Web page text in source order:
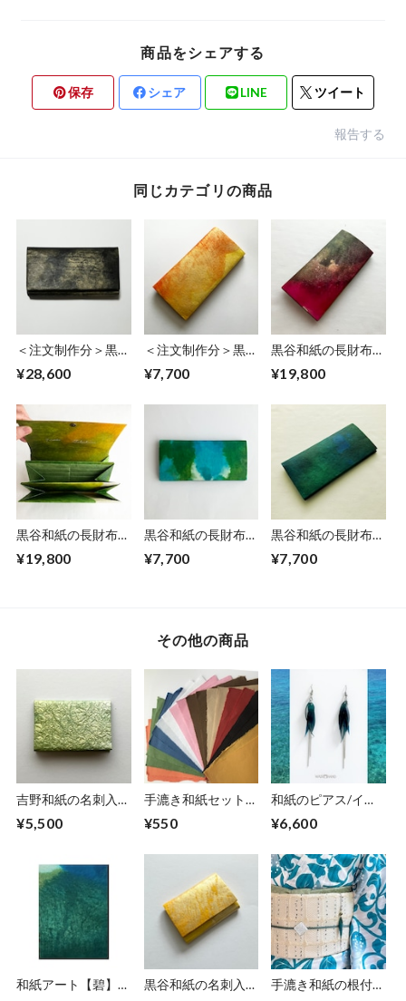
商品をシェアする
保存 シェア LINE ツイート
報告する
同じカテゴリの商品
＜注文制作分＞黒谷
曜】
¥28,600
＜注文制作分＞黒谷
金】No.5
¥7,700
黒谷和紙の長財布
¥19,800
黒谷和紙の長財布
¥19,800
黒谷和紙の長財布
¥7,700
黒谷和紙の長財布
¥7,700
その他の商品
吉野和紙の名刺入れ
¥5,500
手漉き和紙セット各
入り
¥550
和紙のピアス/イヤ
M
¥6,600
和紙アート【碧】
黒谷和紙の名刺入れ
手漉き和紙の根付